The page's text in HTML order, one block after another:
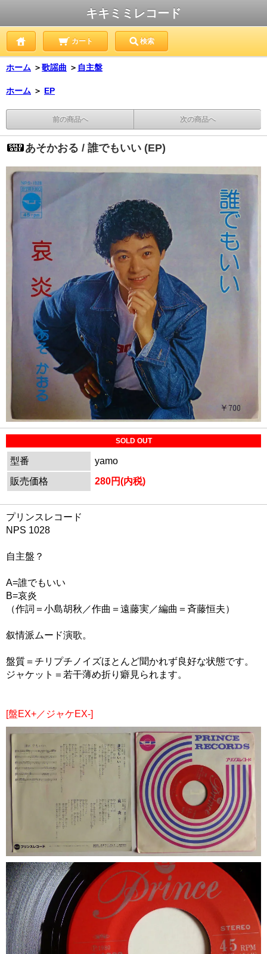
キキミミレコード
カート 検索
ホーム ＞歌謡曲 ＞ 自主盤
ホーム ＞ EP
前の商品へ 次の商品へ
あそかおる / 誰でもいい (EP)
SOLD OUT
型番
yamo
販売価格
280円(内税)
プリンスレコード
NPS 1028
自主盤？
A=誰でもいい
B=哀炎
（作詞＝小島胡秋／作曲＝遠藤実／編曲＝斉藤恒夫）
叙情派ムード演歌。
盤質＝チリプチノイズほとんど聞かれず良好な状態です。
ジャケット＝若干薄め折り癖見られます。
[盤EX+／ジャケEX-]